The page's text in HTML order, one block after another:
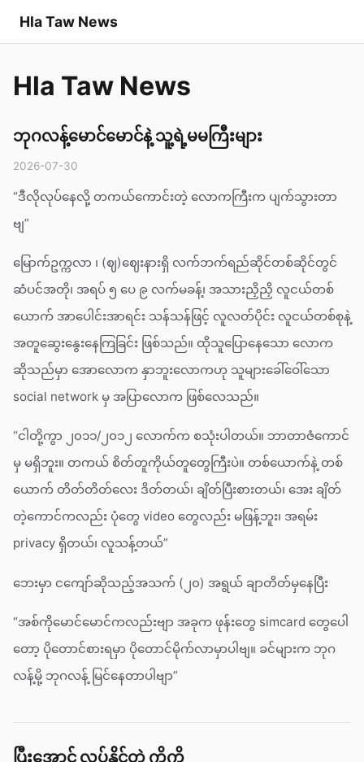
Hla Taw News
Hla Taw News
ဘုဂလန့်မောင်မောင်နဲ့ သူ့ရဲ့မမကြီးများ
2026-07-30
“ဒီလိုလုပ်နေလို့ တကယ်ကောင်းတဲ့ လောကကြီးက ပျက်သွားတာ
ဗျ”
မြောက်ဥက္ကလာ ၊ (ဈ)ဈေးနားရှိ လက်ဘက်ရည်ဆိုင်တစ်ဆိုင်တွင်
ဆံပင်အတို၊ အရပ် ၅ ပေ ၉ လက်မခန့်၊ အသားညှိညှိ လူငယ်တစ်
ယောက် အာပေါင်းအာရင်း သန်သန်ဖြင့် လူလတ်ပိုင်း လူငယ်တစ်စုနဲ့
အတူဆွေးနွေးနေကြခြင်း ဖြစ်သည်။ ထိုသူပြောနေသော လောက
ဆိုသည်မှာ အောလောက နှာဘူးလောကဟု သူများခေါ်ဝေါ်သော
social network မှ အပြာလောက ဖြစ်လေသည်။
“ငါတို့ကွာ ၂၀၁၁/၂၀၁၂ လောက်က စသုံးပါတယ်။ ဘာတာဇံကောင်
မှ မရှိဘူး။ တကယ် စိတ်တူကိုယ်တူတွေကြီးပဲ။ တစ်ယောက်နဲ့ တစ်
ယောက် တိတ်တိတ်လေး ဒိတ်တယ်၊ ချိတ်ပြီးစားတယ်၊ အေး ချိတ်
တဲ့ကောင်ကလည်း ပုံတွေ video တွေလည်း မဖြန့်ဘူး၊ အရမ်း
privacy ရှိတယ်၊ လူသန့်တယ်”
ဘေးမှာ ငကျော်ဆိုသည့်အသက် (၂၀) အရွယ် ချာတိတ်မှနေပြီး
“အစ်ကိုမောင်မောင်ကလည်းဗျာ အခုက ဖုန်းတွေ simcard တွေပေါ
တော့ ပိုတောင်စားရမှာ ပိုတောင်မိုက်လာမှာပါဗျ။ ခင်များက ဘုဂ
လန့်မို့ ဘုဂလန့် မြင်နေတာပါဗျာ”
ပြီးအောင် လုပ်နိုင်တဲ့ ကိုကို